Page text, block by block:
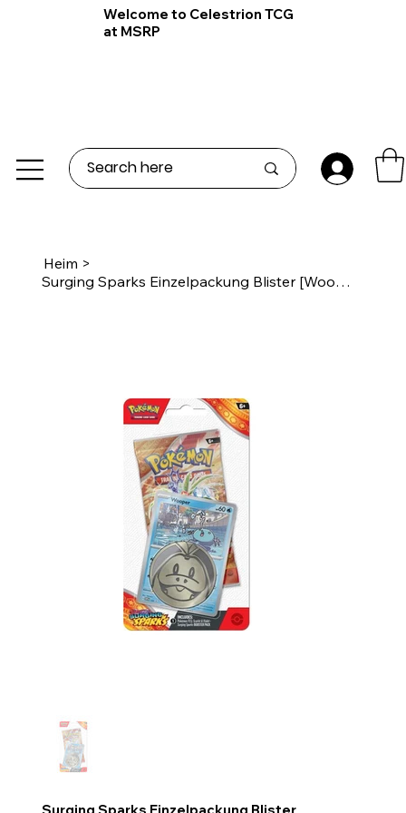
Welcome to Celestrion TCG
at MSRP
Heim >
Surging Sparks Einzelpackung Blister [Wooper]
Surging Sparks Einzelpackung Blister